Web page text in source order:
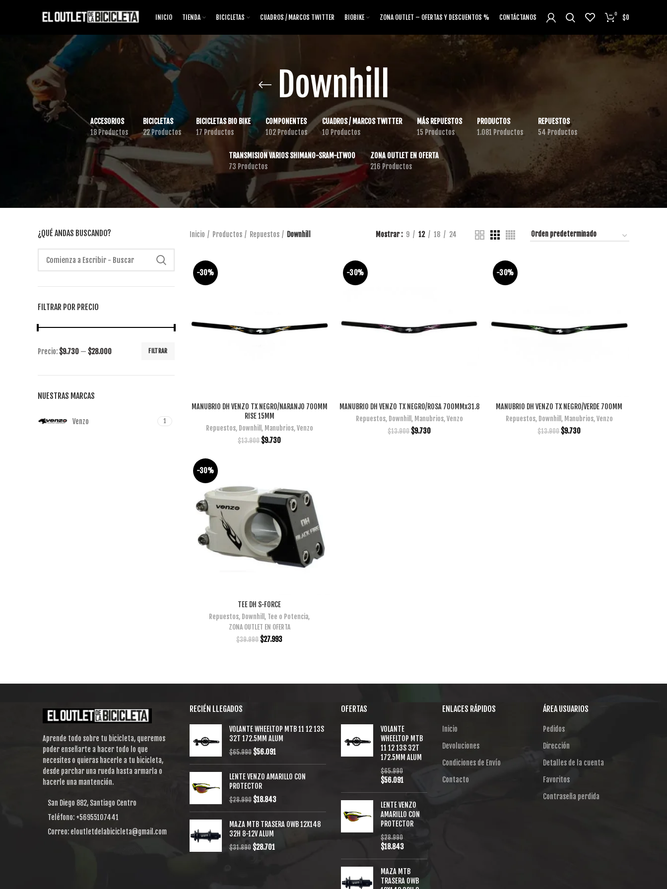
INICIO TIENDA BICICLETAS CUADROS / MARCOS TWITTER BIOBIKE ZONA OUTLET – OFERTAS Y DESCUENTOS % CONTÁCTANOS 0 $0
Downhill
ACCESORIOS
18 Productos
BICICLETAS
22 Productos
BICICLETAS BIO BIKE
17 Productos
COMPONENTES
102 Productos
CUADROS / MARCOS TWITTER
10 Productos
MÁS REPUESTOS
15 Productos
PRODUCTOS
1.081 Productos
REPUESTOS
54 Productos
TRANSMISION VARIOS SHIMANO-SRAM-LTWOO
73 Productos
ZONA OUTLET EN OFERTA
216 Productos
¿QUÉ ANDAS BUSCANDO?
FILTRAR POR PRECIO
FILTRAR
Precio: $9.730 — $28.000
NUESTRAS MARCAS
Venzo 1
Inicio Productos Repuestos Downhill Mostrar 9 12 18 24
-30%
AÑADIR AL CARRITO
MANUBRIO DH VENZO TX NEGRO/NARANJO 700MM
RISE 15MM
Repuestos, Downhill , Manubrios,Venzo
$13.900 $9.730
-30%
AÑADIR AL CARRITO
MANUBRIO DH VENZO TX NEGRO/ROSA 700MMx31.8
Repuestos, Downhill , Manubrios,Venzo
$13.900 $9.730
-30%
AÑADIR AL CARRITO
MANUBRIO DH VENZO TX NEGRO/VERDE 700MM
Repuestos, Downhill , Manubrios,Venzo
$13.900 $9.730
-30%
AÑADIR AL CARRITO
TEE DH S-FORCE
Repuestos, Downhill, Tee o Potencia,
ZONA OUTLET EN OFERTA
$39.990 $27.993
Aprende todo sobre tu bicicleta, queremos
poder enseñarte a hacer todo lo que
necesites o quieras hacerle a tu bicicleta,
desde parchar una rueda hasta armarla o
hacerle una mantención.
San Diego 882, Santiago Centro
Teléfono: +56955107441
Correo: eloutletdelabicicleta@gmail.com
RECIÉN LLEGADOS
VOLANTE WHEELTOP MTB 11 12 13S
32T 172.5MM ALUM
$65.990 $56.091
LENTE VENZO AMARILLO CON
PROTECTOR
$28.990 $18.843
MAZA MTB TRASERA OWB 12X148
32H 8-12V ALUM
$31.890 $28.701
OFERTAS
VOLANTE
WHEELTOP MTB
11 12 13S 32T
172.5MM ALUM
$65.990
$56.091
LENTE VENZO
AMARILLO CON
PROTECTOR
$28.990
$18.843
MAZA MTB
TRASERA OWB
ENLACES RÁPIDOS
Inicio
Devoluciones
Condiciones de Envío
Contacto
ÁREA USUARIOS
Pedidos
Dirección
Detalles de la cuenta
Favoritos
Contraseña perdida